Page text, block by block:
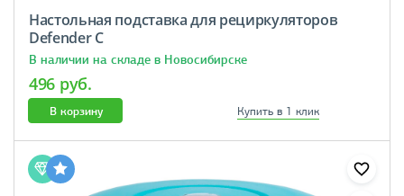
Настольная подставка для рециркуляторов
Defender С
В наличии на складе в Новосибирске
496 руб.
В корзину Купить в 1 клик